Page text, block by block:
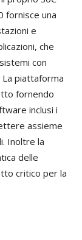
fornisce una
e
che
con
La piattaforma
fornendo
inclusi i
assieme
Inoltre la
delle
critico per la